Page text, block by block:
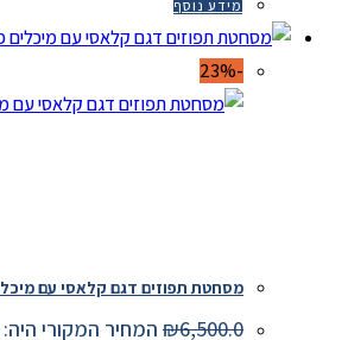
מידע נוסף
מסחטת תפוזים דגם קלאסי עם
₪6,500.0 המחיר המקורי היה: ₪6,500.0.